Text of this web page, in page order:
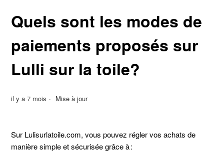
Quels sont les modes de
paiements proposés sur
Lulli sur la toile?
il y a 7 mois Mise à jour
Sur Lulisurlatoile.com, vous pouvez régler vos achats de
manière simple et sécurisée grâce à :